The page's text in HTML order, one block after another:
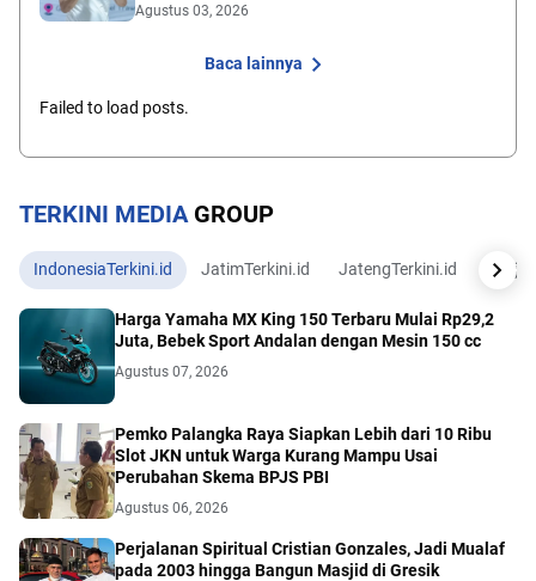
Agustus 03, 2026
Baca lainnya
Failed to load posts.
TERKINI MEDIAGROUP
IndonesiaTerkini.id JatimTerkini.id JatengTerkini.id
Harga Yamaha MX King 150 Terbaru Mulai Rp29,2
Juta, Bebek Sport Andalan dengan Mesin 150 cc
Agustus 07, 2026
Pemko Palangka Raya Siapkan Lebih dari 10 Ribu
Slot JKN untuk Warga Kurang Mampu Usai
Perubahan Skema BPJS PBI
Agustus 06, 2026
Perjalanan Spiritual Cristian Gonzales, Jadi Mualaf
pada 2003 hingga Bangun Masjid di Gresik